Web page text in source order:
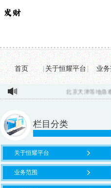
首页 | 关于恒耀平台| 业
北京天津等地鼎泰丰将结
栏目分类
关于恒耀平台
业务范围